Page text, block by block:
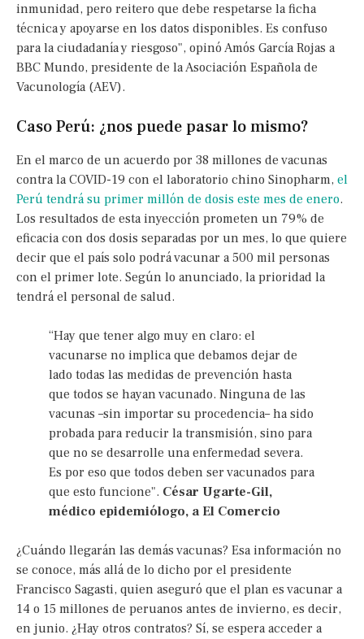
inmunidad, pero reitero que debe respetarse la ficha
técnica y apoyarse en los datos disponibles. Es confuso
para la ciudadanía y riesgoso", opinó Amós García Rojas a
BBC Mundo, presidente de la Asociación Española de
Vacunología (AEV).
Caso Perú: ¿nos puede pasar lo mismo?
En el marco de un acuerdo por 38 millones de vacunas
contra la COVID-19 con el laboratorio chino Sinopharm, el
Perú tendrá su primer millón de dosis este mes de enero.
Los resultados de esta inyección prometen un 79% de
eficacia con dos dosis separadas por un mes, lo que quiere
decir que el país solo podrá vacunar a 500 mil personas
con el primer lote. Según lo anunciado, la prioridad la
tendrá el personal de salud.
“Hay que tener algo muy en claro: el
vacunarse no implica que debamos dejar de
lado todas las medidas de prevención hasta
que todos se hayan vacunado. Ninguna de las
vacunas –sin importar su procedencia– ha sido
probada para reducir la transmisión, sino para
que no se desarrolle una enfermedad severa.
Es por eso que todos deben ser vacunados para
que esto funcione". César Ugarte-Gil,
médico epidemiólogo, a El Comercio
¿Cuándo llegarán las demás vacunas? Esa información no
se conoce, más allá de lo dicho por el presidente
Francisco Sagasti, quien aseguró que el plan es vacunar a
14 o 15 millones de peruanos antes de invierno, es decir,
en junio. ¿Hay otros contratos? Sí, se espera acceder a